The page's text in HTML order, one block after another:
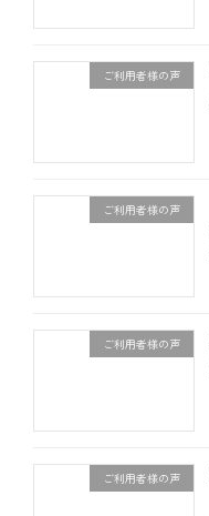
ご利用者様の声
ご利用者様の声
ご利用者様の声
ご利用者様の声